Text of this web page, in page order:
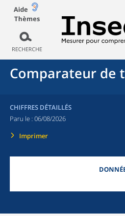
Aide
Thèmes
RECHERCHE
Comparateur de
CHIFFRES DÉTAILLÉS
Paru le : 06/08/2026
Imprimer